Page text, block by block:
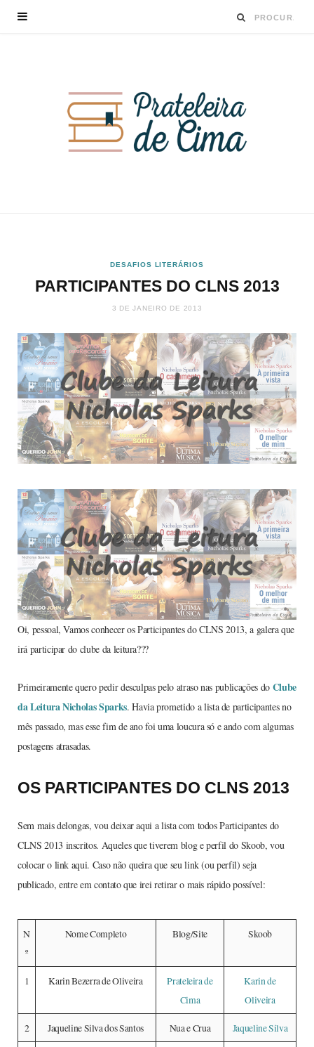
DESAFIOS LITERÁRIOS
PARTICIPANTES DO CLNS 2013
3 DE JANEIRO DE 2013
Oi, pessoal, Vamos conhecer os Participantes do CLNS 2013, a galera que
irá participar do clube da leitura???
Primeiramente quero pedir desculpas pelo atraso nas publicações do Clube
da Leitura Nicholas Sparks. Havia prometido a lista de participantes no
mês passado, mas esse fim de ano foi uma loucura só e ando com algumas
postagens atrasadas.
OS PARTICIPANTES DO CLNS 2013
Sem mais delongas, vou deixar aqui a lista com todos Participantes do
CLNS 2013 inscritos. Aqueles que tiverem blog e perfil do Skoob, vou
colocar o link aqui. Caso não queira que seu link (ou perfil) seja
publicado, entre em contato que irei retirar o mais rápido possível:
N
º
Nome Completo Blog/Site Skoob
1 Karin Bezerra de Oliveira
Prateleira de
Cima
Karin de
Oliveira
2 Jaqueline Silva dos Santos Nua e Crua Jaqueline Silva